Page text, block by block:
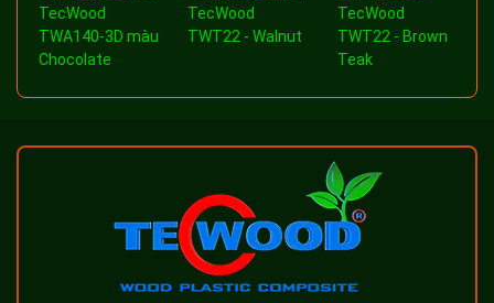
TecWood
TWA140-3D màu
Chocolate
TecWood
TWT22 - Walnut
TecWood
TWT22 - Brown
Teak